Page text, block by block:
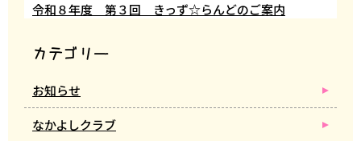
令和８年度 第３回 きっず☆らんどのご案内
カテゴリー
お知らせ
なかよしクラブ